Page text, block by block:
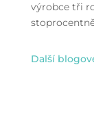
výrobce tři
Další